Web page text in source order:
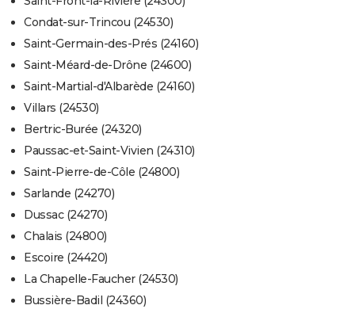
Condat-sur-Trincou (24530)
Saint-Germain-des-Prés (24160)
Saint-Méard-de-Drône (24600)
Saint-Martial-d'Albarède (24160)
Villars (24530)
Bertric-Burée (24320)
Paussac-et-Saint-Vivien (24310)
Saint-Pierre-de-Côle (24800)
Sarlande (24270)
Dussac (24270)
Chalais (24800)
Escoire (24420)
La Chapelle-Faucher (24530)
Bussière-Badil (24360)